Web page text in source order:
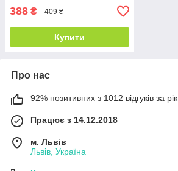
388 ₴ 409 ₴
Купити
Про нас
92% позитивних з 1012 відгуків за рік
Працює з 14.12.2018
м. Львів
Львів, Україна